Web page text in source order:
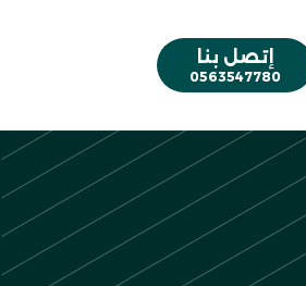
إتصل بنا
0563547780